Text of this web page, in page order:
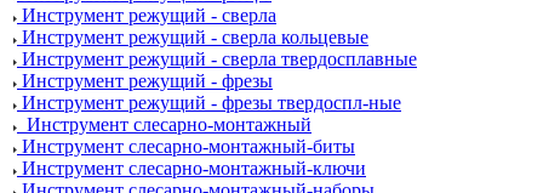
Инструмент режущий - сверла
Инструмент режущий - сверла кольцевые
Инструмент режущий - сверла твердосплавные
Инструмент режущий - фрезы
Инструмент режущий - фрезы твердоспл-ные
Инструмент слесарно-монтажный
Инструмент слесарно-монтажный-биты
Инструмент слесарно-монтажный-ключи